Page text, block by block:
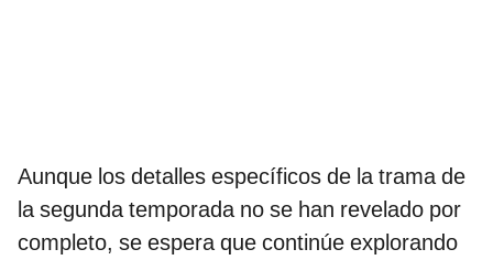
Aunque los detalles específicos de la trama de
la segunda temporada no se han revelado por
completo, se espera que continúe explorando